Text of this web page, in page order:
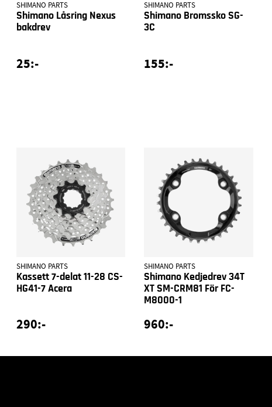
SHIMANO PARTS
Shimano Låsring Nexus
bakdrev
25:-
SHIMANO PARTS
Shimano Bromssko SG-
3C
155:-
SHIMANO PARTS
Kassett 7-delat 11-28 CS-
HG41-7 Acera
290:-
SHIMANO PARTS
Shimano Kedjedrev 34T
XT SM-CRM81 För FC-
M8000-1
960:-